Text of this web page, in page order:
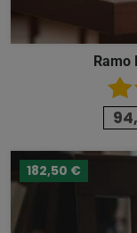
Ramo
182,50 €